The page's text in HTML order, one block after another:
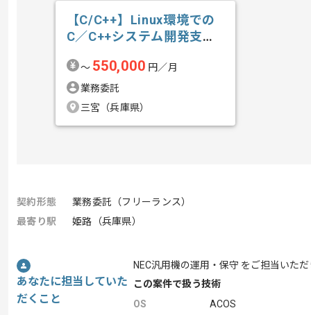
【C/C++】Linux環境での
C／C++システム開発支援
〜 550,000 円／月
業務委託
三宮（兵庫県）
契約形態
業務委託（フリーランス）
最寄り駅
姫路（兵庫県）
あなたに担当していた
だくこと
NEC汎用機の運用・保守 をご担当いた
この案件で扱う技術
OS
ACOS